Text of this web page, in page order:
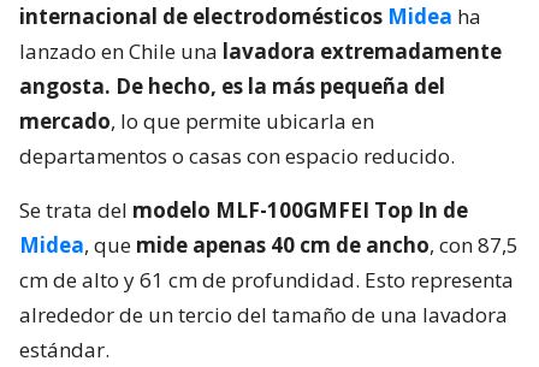
internacional de electrodomésticos Midea ha
lanzado en Chile una lavadora extremadamente
angosta. De hecho, es la más pequeña del
mercado, lo que permite ubicarla en
departamentos o casas con espacio reducido.
Se trata del modelo MLF-100GMFEI Top In de
Midea, que mide apenas 40 cm de ancho, con 87,5
cm de alto y 61 cm de profundidad. Esto representa
alrededor de un tercio del tamaño de una lavadora
estándar.